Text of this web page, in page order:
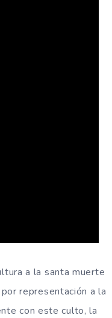
a la santa muerte
representación a la
con este culto, la